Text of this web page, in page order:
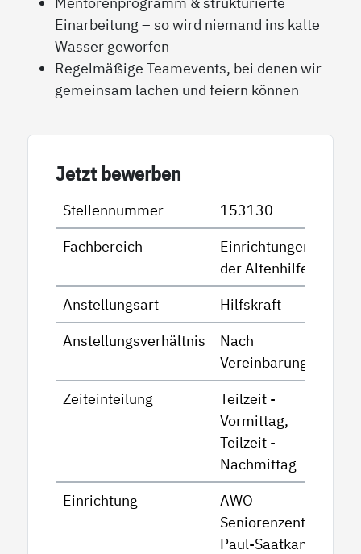
Einarbeitung – so wird niemand ins kalte
Wasser geworfen
Regelmäßige Teamevents, bei denen wir
gemeinsam lachen und feiern können
Jetzt bewerben
Stellennummer
153130
Fachbereich
Einrichtungen
der Altenhilfe
Anstellungsart
Hilfskraft
Anstellungsverhältnis
Nach
Vereinbarung
Zeiteinteilung
Teilzeit -
Vormittag,
Teilzeit -
Nachmittag
Einrichtung
AWO
Seniorenzentrum
Paul-Saatkamp-